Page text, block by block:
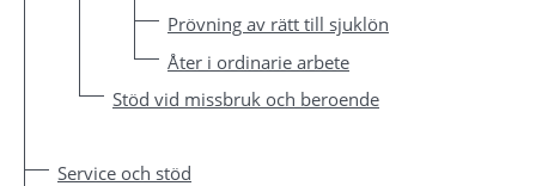
Prövning av rätt till sjuklön
Åter i ordinarie arbete
Stöd vid missbruk och beroende
Service och stöd